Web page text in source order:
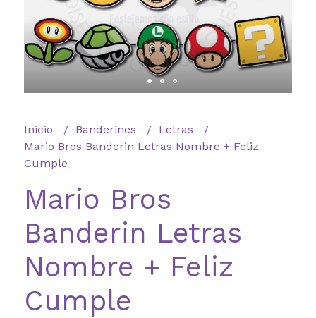
Inicio Banderines
Letras
Mario Bros Banderin Letras Nombre + Feliz
Cumple
Mario Bros
Banderin Letras
Nombre + Feliz
Cumple